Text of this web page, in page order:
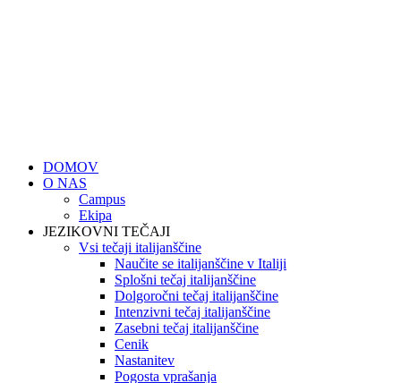
DOMOV
O NAS
Campus
Ekipa
JEZIKOVNI TEČAJI
Vsi tečaji italijanščine
Naučite se italijanščine v Italiji
Splošni tečaj italijanščine
Dolgoročni tečaj italijanščine
Intenzivni tečaj italijanščine
Zasebni tečaj italijanščine
Cenik
Nastanitev
Pogosta vprašanja